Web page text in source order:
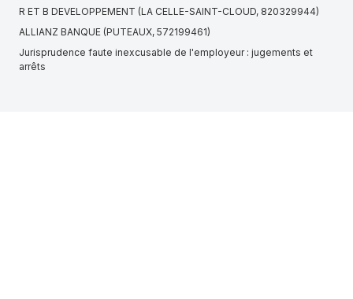
R ET B DEVELOPPEMENT (LA CELLE-SAINT-CLOUD, 820329944)
ALLIANZ BANQUE (PUTEAUX, 572199461)
Jurisprudence faute inexcusable de l'employeur : jugements et
arrêts